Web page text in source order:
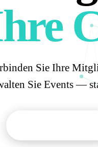
Sie Ihre
Sie Events —